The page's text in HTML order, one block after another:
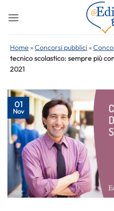
Home »Concorsi pubblici »
tecnico scolastico: sempre più
2021
01
Nov